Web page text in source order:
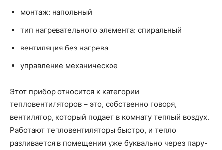
монтаж: напольный
тип нагревательного элемента: спиральный
вентиляция без нагрева
управление механическое
Этот прибор относится к категории
тепловентиляторов – это, собственно говоря,
вентилятор, который подает в комнату теплый воздух.
Работают тепловентиляторы быстро, и тепло
разливается в помещении уже буквально через пару-